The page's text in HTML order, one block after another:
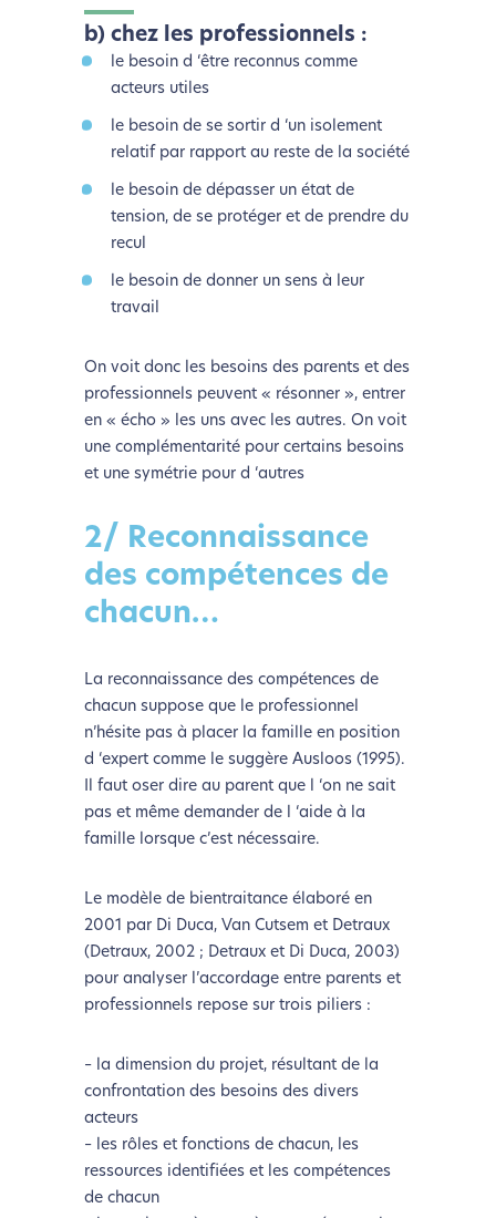
b) chez les professionnels :
le besoin d ‘être reconnus comme
acteurs utiles
le besoin de se sortir d ‘un isolement
relatif par rapport au reste de la société
le besoin de dépasser un état de
tension, de se protéger et de prendre du
recul
le besoin de donner un sens à leur
travail
On voit donc les besoins des parents et des
professionnels peuvent « résonner », entrer
en « écho » les uns avec les autres. On voit
une complémentarité pour certains besoins
et une symétrie pour d ‘autres
2/ Reconnaissance
des compétences de
chacun…
La reconnaissance des compétences de
chacun suppose que le professionnel
n’hésite pas à placer la famille en position
d ‘expert comme le suggère Ausloos (1995).
Il faut oser dire au parent que l ‘on ne sait
pas et même demander de l ‘aide à la
famille lorsque c’est nécessaire.
Le modèle de bientraitance élaboré en
2001 par Di Duca, Van Cutsem et Detraux
(Detraux, 2002 ; Detraux et Di Duca, 2003)
pour analyser l’accordage entre parents et
professionnels repose sur trois piliers :
– la dimension du projet, résultant de la
confrontation des besoins des divers
acteurs
– les rôles et fonctions de chacun, les
ressources identifiées et les compétences
de chacun